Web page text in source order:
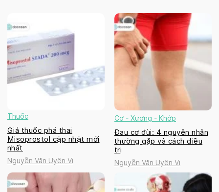
Thuốc
Giá thuốc phá thai
Misoprostol cập nhật mới
nhất
Nguyễn Văn Uyên Vi
Cơ - Xương - Khớp
Đau cơ đùi: 4 nguyên nhân
thường gặp và cách điều
trị
Nguyễn Văn Uyên Vi